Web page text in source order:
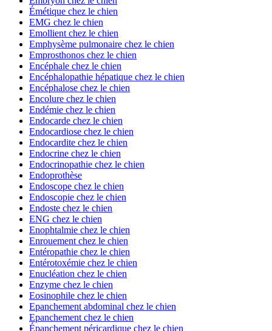
Émétique chez le chien
EMG chez le chien
Emollient chez le chien
Emphysème pulmonaire chez le chien
Emprosthonos chez le chien
Encéphale chez le chien
Encéphalopathie hépatique chez le chien
Encéphalose chez le chien
Encolure chez le chien
Endémie chez le chien
Endocarde chez le chien
Endocardiose chez le chien
Endocardite chez le chien
Endocrine chez le chien
Endocrinopathie chez le chien
Endoprothèse
Endoscope chez le chien
Endoscopie chez le chien
Endoste chez le chien
ENG chez le chien
Enophtalmie chez le chien
Enrouement chez le chien
Entéropathie chez le chien
Entérotoxémie chez le chien
Enucléation chez le chien
Enzyme chez le chien
Eosinophile chez le chien
Epanchement abdominal chez le chien
Epanchement chez le chien
Épanchement péricardique chez le chien